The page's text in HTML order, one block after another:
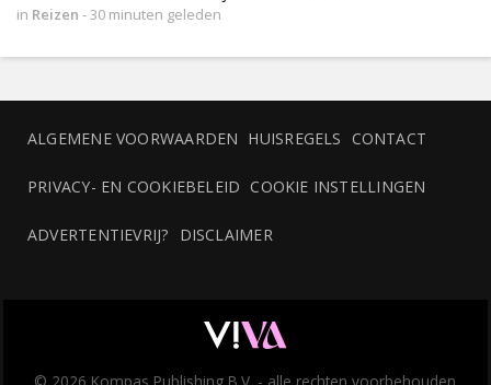
in Reizen -30 minuten geleden
ALGEMENE VOORWAARDEN HUISREGELS CONTACT
PRIVACY- EN COOKIEBELEID COOKIE INSTELLINGEN
ADVERTENTIEVRIJ? DISCLAIMER